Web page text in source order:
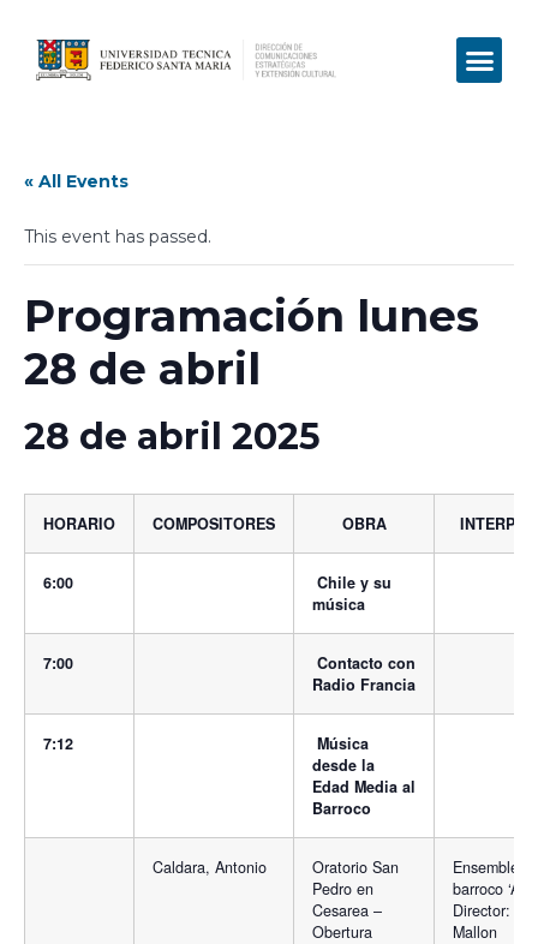
« All Events
This event has passed.
Programación lunes
28 de abril
28 de abril 2025
HORARIO COMPOSITORES OBRA
6:00
Chile y su
música
7:00
Contacto con
Radio Francia
7:12
Música
desde la
Edad Media al
Barroco
Caldara, Antonio
Oratorio San
Pedro en
Cesarea –
Obertura
Ensemble
barroco
Director:
Mallon